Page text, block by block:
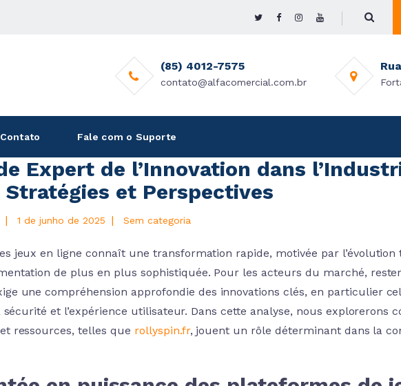
(85) 4012-7575
contato@alfacomercial.com.br
Contato Fale com o Suporte
Expert de l’Innovation dans
Stratégies et Perspectives
| 1 de junho de 2025 | Sem categoria
jeux en ligne connaît une transformation rapide, motivée par
de plus en plus sophistiquée. Pour les acteurs du marché,
une compréhension approfondie des innovations clés, en particulier
et l’expérience utilisateur. Dans cette analyse, nous explorerons
ressources, telles que rollyspin.fr, jouent un rôle déterminant dans la